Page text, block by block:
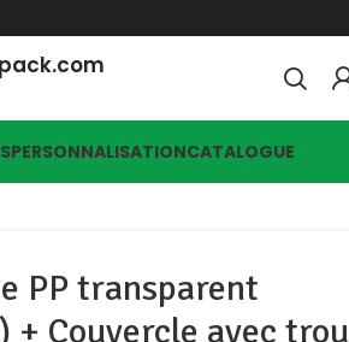
PERSONNALISATIONCATALOGUE
PP transparent
+ Couvercle avec trou